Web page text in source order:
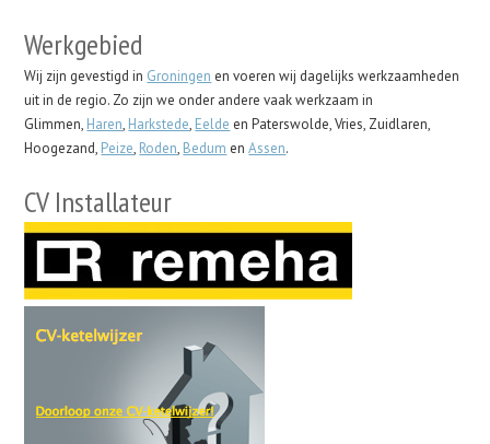
Werkgebied
Wij zijn gevestigd in Groningen en voeren wij dagelijks werkzaamheden
uit in de regio. Zo zijn we onder andere vaak werkzaam in
Glimmen, Haren, Harkstede, Eelde en Paterswolde, Vries, Zuidlaren,
Hoogezand, Peize, Roden, Bedum enAssen.
CV Installateur